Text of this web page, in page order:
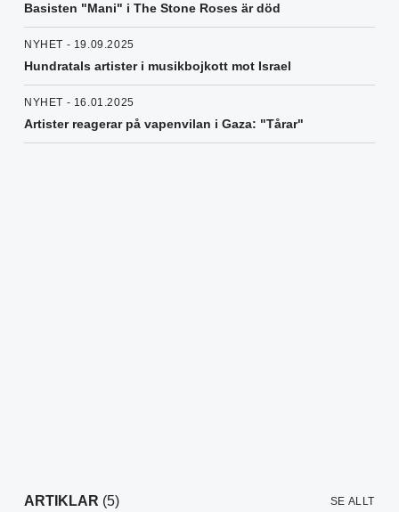
Basisten "Mani" i The Stone Roses är död
NYHET - 19.09.2025
Hundratals artister i musikbojkott mot Israel
NYHET - 16.01.2025
Artister reagerar på vapenvilan i Gaza: "Tårar"
ARTIKLAR (5) SE ALLT